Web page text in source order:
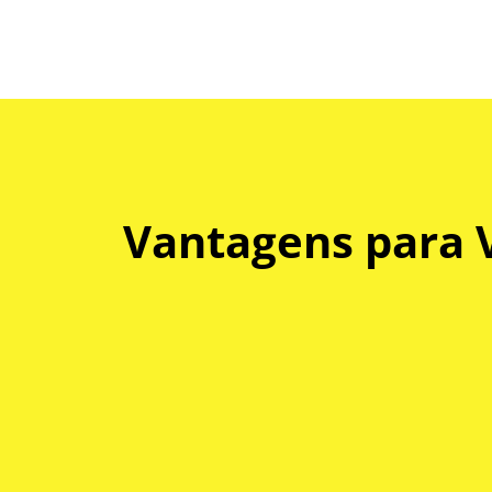
Vantagens para